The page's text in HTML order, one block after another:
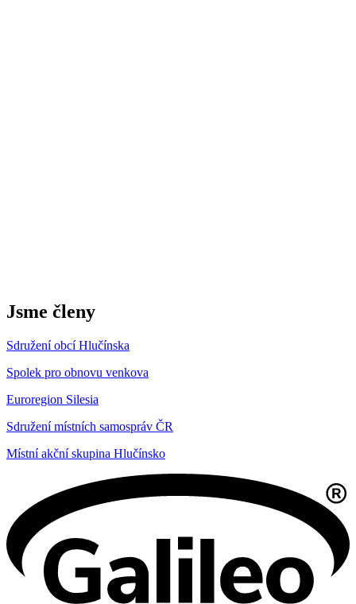
Jsme členy
Sdružení obcí Hlučínska
Spolek pro obnovu venkova
Euroregion Silesia
Sdružení místních samospráv ČR
Místní akční skupina Hlučínsko